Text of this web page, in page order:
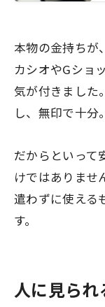
本物の金持ちが
カシオやGショ
気が付きまし
し、無印で十分。
だからといって
けではありませ
遣わずに使える
す。
人に見ら